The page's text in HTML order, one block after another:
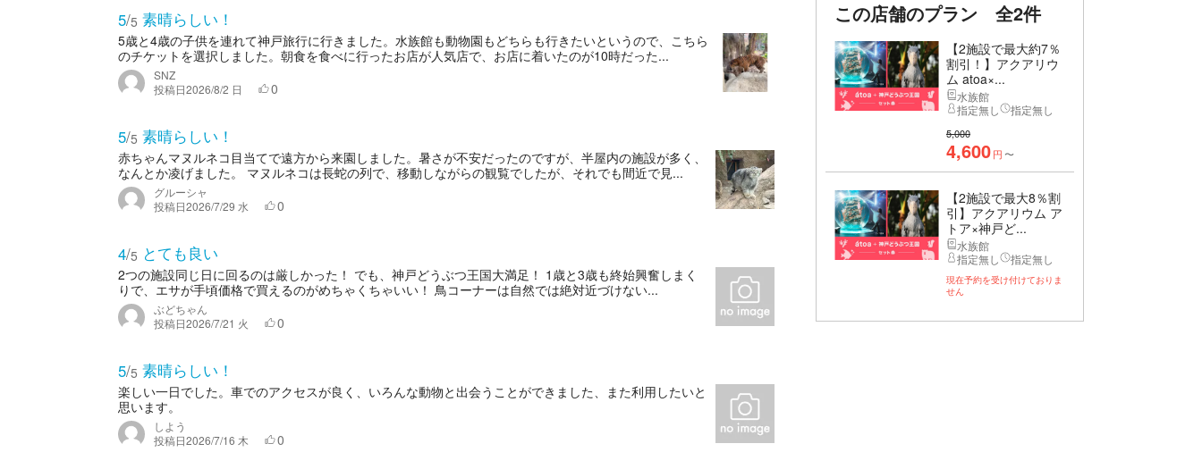
5/5 素晴らしい！
5歳と4歳の子供を連れて神戸旅行に行きました。水族館も動物園もどちらも行きたいというので、こちら
のチケットを選択しました。朝食を食べに行ったお店が人気店で、お店に着いたのが10時だった...
SNZ
投稿日2026/8/2 日 0
5/5 素晴らしい！
赤ちゃんマヌルネコ目当てで遠方から来園しました。暑さが不安だったのですが、半屋内の施設が多く、
なんとか凌げました。 マヌルネコは長蛇の列で、移動しながらの観覧でしたが、それでも間近で見...
グルーシャ
投稿日2026/7/29 水 0
4/5 とても良い
2つの施設同じ日に回るのは厳しかった！ でも、神戸どうぶつ王国大満足！ 1歳と3歳も終始興奮しまく
りで、エサが手頃価格で買えるのがめちゃくちゃいい！ 鳥コーナーは自然では絶対近づけない...
ぶどちゃん
投稿日2026/7/21 火 0
5/5 素晴らしい！
楽しい一日でした。車でのアクセスが良く、いろんな動物と出会うことができました、また利用したいと
思います。
しよう
投稿日2026/7/16 木 0
この店舗のプラン 全2件
【2施設で最大約7％
割引！】アクアリウ
ム atoa×...
水族館
指定無し
指定無し
5,000
4,600円 〜
【2施設で最大8％割
引】アクアリウム ア
トア×神戸ど...
水族館
指定無し
指定無し
現在予約を受け付けておりま
せん